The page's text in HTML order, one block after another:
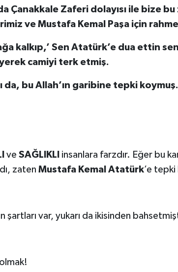
Çanakkale Zaferi dolayısı ile bize
ve Mustafa Kemal Paşa için
kalkıp,’ Sen Atatürk’e dua ettin
camiyi terk etmiş.
da, bu Allah’ın garibine tepki koymuş.
ve SAĞLIKLI insanlara farzdır. Eğer bu
zaten Mustafa Kemal Atatürk’e tepki
şartları var, yukarı da ikisinden
olmak!